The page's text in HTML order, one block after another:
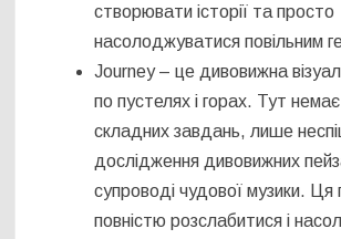
створювати історії та просто
насолоджуватися повільним
Journey – це дивовижна
по пустелях і горах. Тут
складних завдань, лише
дослідження дивовижних
супроводі чудової музики. Ця
повністю розслабитися і